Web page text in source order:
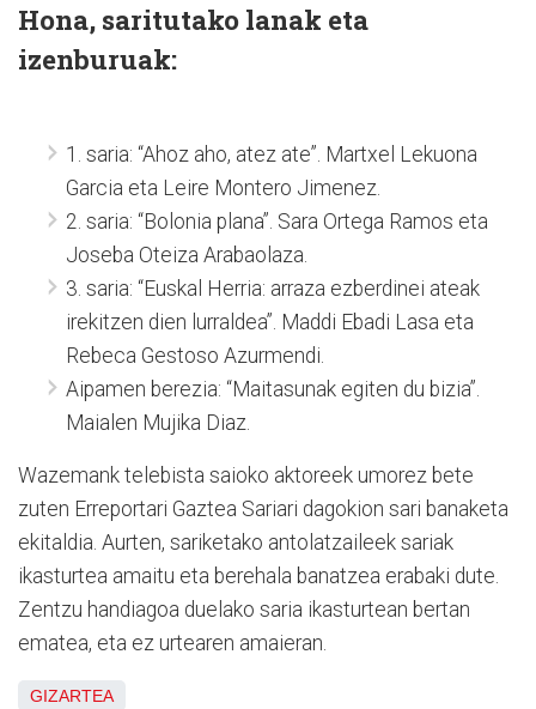
Hona, saritutako lanak eta
izenburuak:
1. saria: “Ahoz aho, atez ate”. Martxel Lekuona
Garcia eta Leire Montero Jimenez.
2. saria: “Bolonia plana”. Sara Ortega Ramos eta
Joseba Oteiza Arabaolaza.
3. saria: “Euskal Herria: arraza ezberdinei ateak
irekitzen dien lurraldea”. Maddi Ebadi Lasa eta
Rebeca Gestoso Azurmendi.
Aipamen berezia: “Maitasunak egiten du bizia”.
Maialen Mujika Diaz.
Wazemank telebista saioko aktoreek umorez bete
zuten Erreportari Gaztea Sariari dagokion sari banaketa
ekitaldia. Aurten, sariketako antolatzaileek sariak
ikasturtea amaitu eta berehala banatzea erabaki dute.
Zentzu handiagoa duelako saria ikasturtean bertan
ematea, eta ez urtearen amaieran.
GIZARTEA